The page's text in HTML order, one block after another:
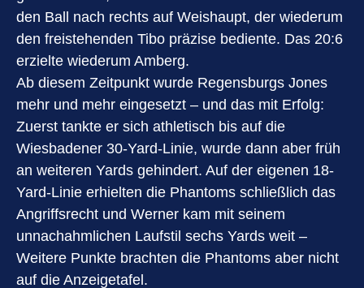
den Ball nach rechts auf Weishaupt, der wiederum
den freistehenden Tibo präzise bediente. Das 20:6
erzielte wiederum Amberg.
Ab diesem Zeitpunkt wurde Regensburgs Jones
mehr und mehr eingesetzt – und das mit Erfolg:
Zuerst tankte er sich athletisch bis auf die
Wiesbadener 30-Yard-Linie, wurde dann aber früh
an weiteren Yards gehindert. Auf der eigenen 18-
Yard-Linie erhielten die Phantoms schließlich das
Angriffsrecht und Werner kam mit seinem
unnachahmlichen Laufstil sechs Yards weit –
Weitere Punkte brachten die Phantoms aber nicht
auf die Anzeigetafel.